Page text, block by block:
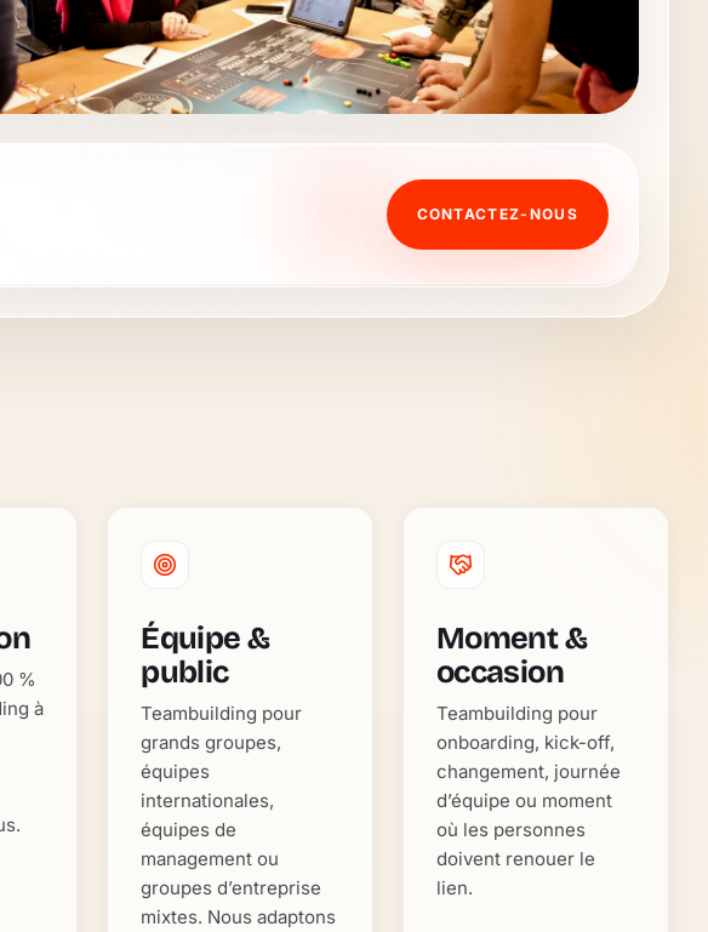
CONTACTEZ-NOUS
%
à
Équipe &
public
Teambuilding pour
grands groupes,
équipes
internationales,
équipes de
management ou
groupes d’entreprise
mixtes. Nous adaptons
Moment &
occasion
Teambuilding pour
onboarding, kick-off,
changement, journée
d’équipe ou moment
où les personnes
doivent renouer le
lien.